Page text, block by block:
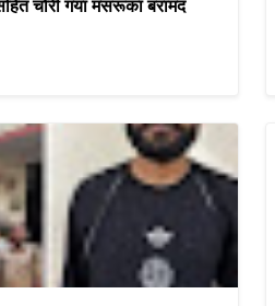
चोरी गया मसरूका बरामद